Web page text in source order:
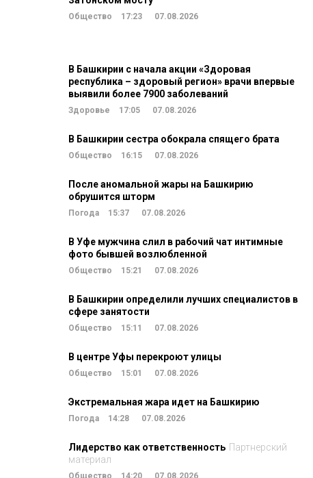
Общество 17:23 07.08.2026
В Башкирии с начала акции «Здоровая
республика – здоровый регион» врачи впервые
выявили более 7900 заболеваний
Здоровье 17:05 07.08.2026
В Башкирии сестра обокрала спящего брата
Общество 16:15 07.08.2026
После аномальной жары на Башкирию
обрушится шторм
Погода 15:37 07.08.2026
В Уфе мужчина слил в рабочий чат интимные
фото бывшей возлюбленной
Общество 15:21 07.08.2026
В Башкирии определили лучших специалистов в
сфере занятости
Общество 15:11 07.08.2026
В центре Уфы перекроют улицы
Общество 15:01 07.08.2026
Экстремальная жара идет на Башкирию
Погода 14:28 07.08.2026
Лидерство как ответственность Партнерский
материал
Общество 14:20 07.08.2026